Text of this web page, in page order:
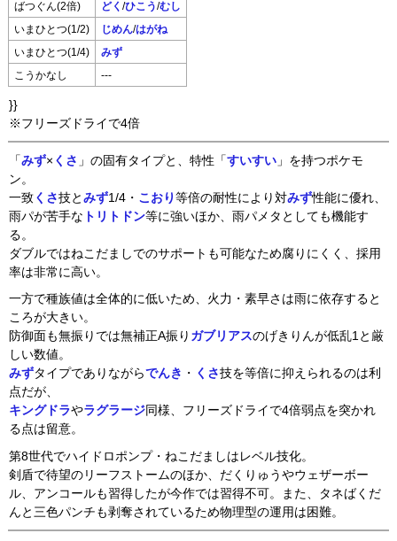
ばつぐん(2倍) どく /ひこう/むし
いまひとつ(1/2) じめん/はがね
いまひとつ(1/4) みず
こうかなし ---
}}
※フリーズドライで4倍
「みず× くさ 」の固有タイプと、特性「すいすい 」を持つポケモ
ン。
一致 くさ技とみず1/4・ こおり等倍の耐性により対みず性能に優れ、
雨パが苦手な トリトドン等に強いほか、雨パメタとしても機能す
る。
ダブルではねこだましでのサポートも可能なため腐りにくく、採用
率は非常に高い。
一方で種族値は全体的に低いため、火力・素早さは雨に依存すると
ころが大きい。
防御面も無振りでは無補正A振り ガブリアスのげきりんが低乱1と厳
しい数値。
みずタイプでありながらでんき ・ くさ技を等倍に抑えられるのは利
点だが、
キングドラやラグラージ 同様、フリーズドライで4倍弱点を突かれ
る点は留意。
第8世代でハイドロポンプ・ねこだましはレベル技化。
剣盾で待望のリーフストームのほか、だくりゅうやウェザーボー
ル、アンコールも習得したが今作では習得不可。また、タネばくだ
んと三色パンチも剥奪されているため物理型の運用は困難。